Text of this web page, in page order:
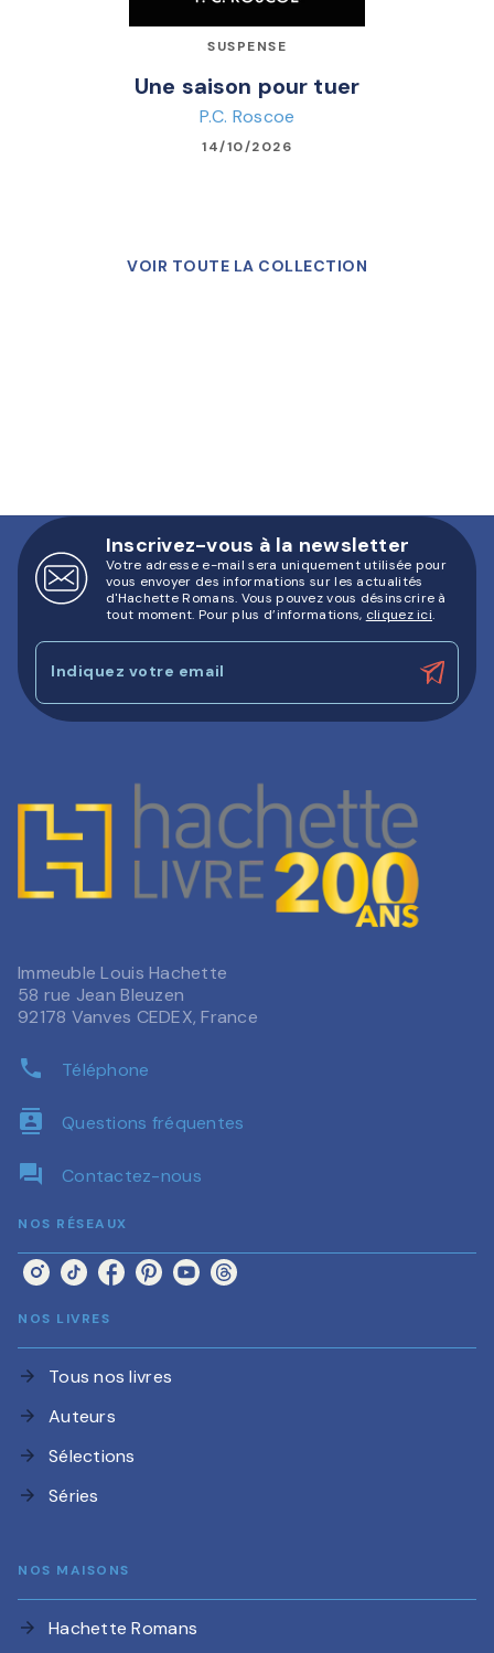
SUSPENSE
Une saison pour tuer
P.C. Roscoe
14/10/2026
VOIR TOUTE LA COLLECTION
Inscrivez-vous à la newsletter
Votre adresse e-mail sera uniquement utilisée pour
vous envoyer des informations sur les actualités
d'Hachette Romans. Vous pouvez vous désinscrire à
tout moment. Pour plus d’informations, cliquez ici.
Indiquez votre email
Immeuble Louis Hachette
58 rue Jean Bleuzen
92178 Vanves CEDEX, France
phone Téléphone
contacts Questions fréquentes
question_answer Contactez-nous
NOS RÉSEAUX
NOS LIVRES
arrow_forward Tous nos livres
arrow_forward Auteurs
arrow_forward Sélections
arrow_forward Séries
NOS MAISONS
arrow_forward Hachette Romans